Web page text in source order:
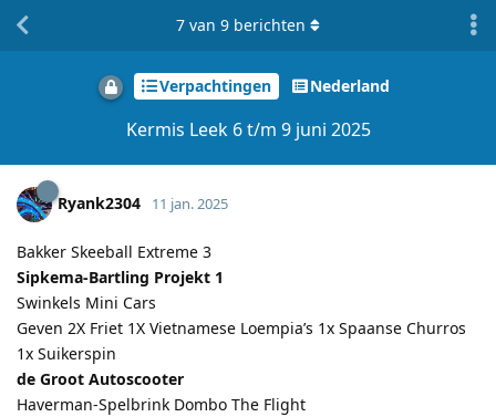
Verpachtingen Nederland
Kermis Leek 6 t/m 9 juni 2025
7 van 9 berichten
Ryank2304 11 jan. 2025
Bakker Skeeball Extreme 3
Sipkema-Bartling Projekt 1
Swinkels Mini Cars
Geven 2X Friet 1X Vietnamese Loempia’s 1x Spaanse Churros
1x Suikerspin
de Groot Autoscooter
Haverman-Spelbrink Dombo The Flight